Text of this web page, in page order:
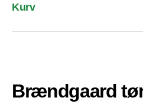
Kurv
Brændgaard